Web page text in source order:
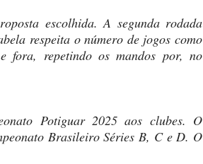
escolhida. A segunda rodada
respeita o número de jogos como
fora, repetindo os mandos por, no
Potiguar 2025 aos clubes. O
Brasileiro Séries B, C e D. O